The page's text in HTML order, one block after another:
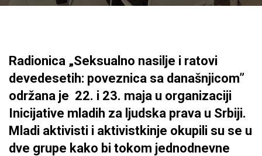
Radionica „Seksualno nasilje i ratovi
devedesetih: poveznica sa današnjicom”
održana je 22. i 23. maja u organizaciji
Inicijative mladih za ljudska prava u Srbiji.
Mladi aktivisti i aktivistkinje okupili su se u
dve grupe kako bi tokom jednodnevne